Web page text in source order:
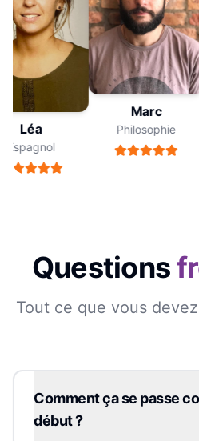
Léa
Espagnol
Marc
Philosophie
Questions
Tout ce que vous
Comment ça se passe
début ?